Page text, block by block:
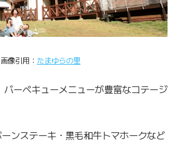
画像引用： たまゆらの里
バーベキューメニューが豊富なコテージ
ンステーキ・黒毛和牛トマホークなど